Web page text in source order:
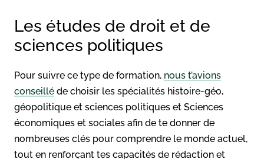
Les études de droit et de
sciences politiques
Pour suivre ce type de formation, nous t’avions
conseillé de choisir les spécialités histoire-géo,
géopolitique et sciences politiques et Sciences
économiques et sociales afin de te donner de
nombreuses clés pour comprendre le monde actuel,
tout en renforçant tes capacités de rédaction et